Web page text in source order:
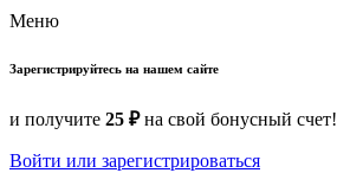
Меню
Зарегистрируйтесь на нашем сайте
и получите 25 ₽на свой бонусный счет!
Войти или зарегистрироваться